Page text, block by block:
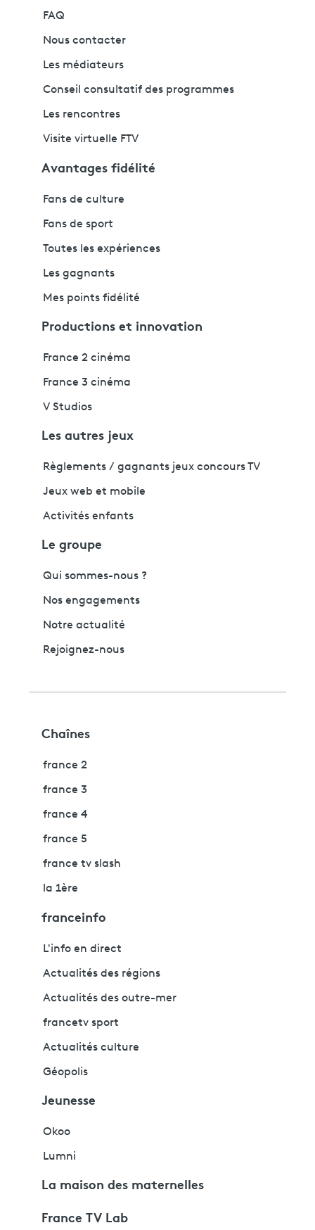
FAQ
Nous contacter
Les médiateurs
Conseil consultatif des programmes
Les rencontres
Visite virtuelle FTV
Avantages fidélité
Fans de culture
Fans de sport
Toutes les expériences
Les gagnants
Mes points fidélité
Productions et innovation
France 2 cinéma
France 3 cinéma
V Studios
Les autres jeux
Règlements / gagnants jeux concours TV
Jeux web et mobile
Activités enfants
Le groupe
Qui sommes-nous ?
Nos engagements
Notre actualité
Rejoignez-nous
Chaînes
france 2
france 3
france 4
france 5
france tv slash
la 1ère
franceinfo
L'info en direct
Actualités des régions
Actualités des outre-mer
francetv sport
Actualités culture
Géopolis
Jeunesse
Okoo
Lumni
La maison des maternelles
France TV Lab